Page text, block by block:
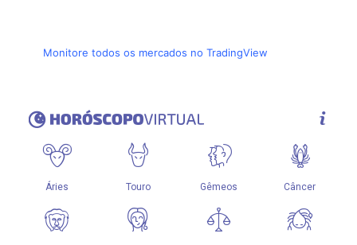
Monitore todos os mercados no TradingView